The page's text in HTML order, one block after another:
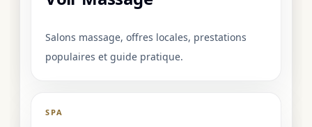
Salons massage, offres locales, prestations
populaires et guide pratique.
SPA